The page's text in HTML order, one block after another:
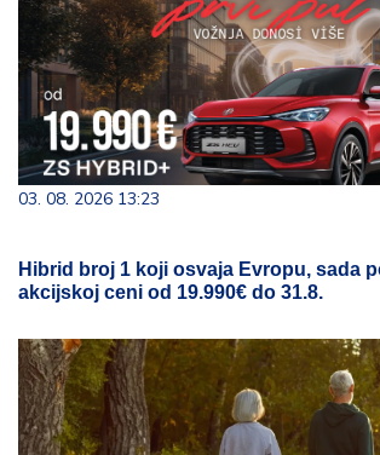
03. 08. 2026 13:23
Hibrid broj 1 koji osvaja Evropu, sada
akcijskoj ceni od 19.990€ do 31.8.